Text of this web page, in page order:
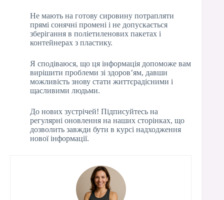
Не мають на готову сировину потрапляти
прямі сонячні промені і не допускається
зберігання в поліетиленових пакетах і
контейнерах з пластику.
Я сподіваюся, що ця інформація допоможе вам
вирішити проблеми зі здоров’ям, давши
можливість знову стати життєрадісними і
щасливими людьми.
До нових зустрічей! Підписуйтесь на
регулярні оновлення на наших сторінках, що
дозволить завжди бути в курсі надходження
нової інформації.